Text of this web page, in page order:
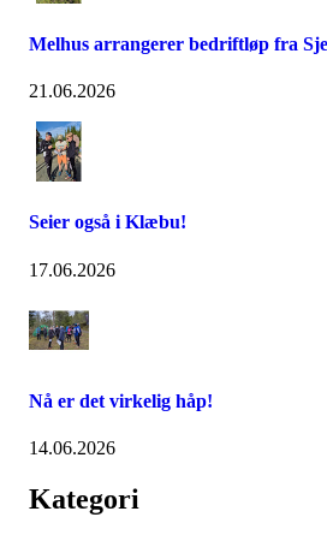
Melhus arrangerer bedriftløp fra
21.06.2026
Seier også i Klæbu!
17.06.2026
Nå er det virkelig håp!
14.06.2026
Kategori